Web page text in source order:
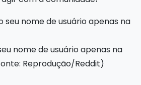
nome de usuário apenas na
Reprodução/Reddit)